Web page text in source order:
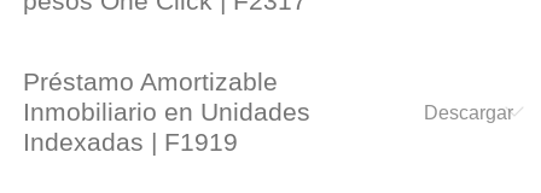
Préstamo Amortizable
Inmobiliario en Unidades
Indexadas | F1919